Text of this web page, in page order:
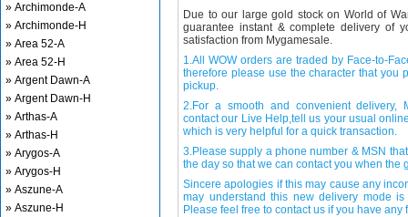
» Archimonde-A
» Archimonde-H
» Area 52-A
» Area 52-H
» Argent Dawn-A
» Argent Dawn-H
» Arthas-A
» Arthas-H
» Arygos-A
» Arygos-H
» Aszune-A
» Aszune-H
Due to our large gold stock on World of
guarantee instant & complete delivery of
satisfaction from Mygamesale.
1.All WOW orders are traded by Face-to-
therefore please use the character that you
pickup.
2.For a smooth and convenient delivery,
contact our Live Help,tell us your usual
which is very helpful for a quick transaction.
3.Please supply a phone number & MSN
the day so that we can contact you when the
Sincere apologies if this may cause any
may understand this new delivery mode
Please feel free to contact us if you have any